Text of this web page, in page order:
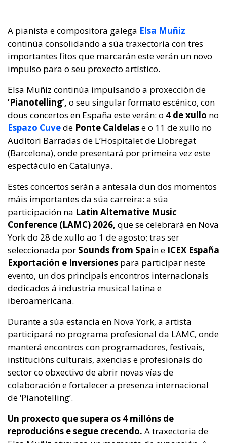
A pianista e compositora galega Elsa Muñiz
continúa consolidando a súa traxectoria con tres
importantes fitos que marcarán este verán un novo
impulso para o seu proxecto artístico.
Elsa Muñiz continúa impulsando a proxección de
‘Pianotelling’, o seu singular formato escénico, con
dous concertos en España este verán: o 4 de xullo no
Espazo Cuvede Ponte Caldelase o 11 de xullo no
Auditori Barradas de L’Hospitalet de Llobregat
(Barcelona), onde presentará por primeira vez este
espectáculo en Catalunya.
Estes concertos serán a antesala dun dos momentos
máis importantes da súa carreira: a súa
participación na Latin Alternative Music
Conference (LAMC) 2026, que se celebrará en Nova
York do 28 de xullo ao 1 de agosto; tras ser
seleccionada por Sounds from Spain e ICEX España
Exportación e Inversiones para participar neste
evento, un dos principais encontros internacionais
dedicados á industria musical latina e
iberoamericana.
Durante a súa estancia en Nova York, a artista
participará no programa profesional da LAMC, onde
manterá encontros con programadores, festivais,
institucións culturais, axencias e profesionais do
sector co obxectivo de abrir novas vías de
colaboración e fortalecer a presenza internacional
de ‘Pianotelling’.
Un proxecto que supera os 4 millóns de
reproducións e segue crecendo. A traxectoria de